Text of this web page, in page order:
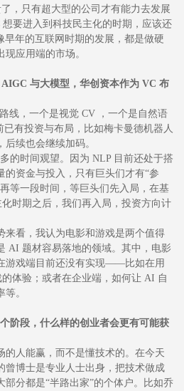
，只有超大型的公司才有能力去发展
要进入到科技民主化的时期，应该还
早年的互联网时期的发展，都是做硬
应用端的市场。
与大模型，华创资本作为 VC 布
线，一个是视觉 CV ，一个是自然语
有投资与布局，比如梅卡曼德机器人
续也会继续加码。
的时间观望。因为 NLP 目前还处于搭
的资金与投入，只有巨头们才有“参
等一段时间，等巨头们先入局，在基
时期之后，我们再入局，投资方向计
来看，我认为电影和游戏是两个值得
AI 题材容易落地的领域。其中，电影
游戏端目前还没有实现——比如在用
体验；或者在企业端，如何让 AI 自
。
阶段，什么样的创业者会更有可能获
的人能赢，而不是懂技术的。在今天
曾博士是专业人士出身，把技术做成
部分都是“半路出家”的个体户。比如乔